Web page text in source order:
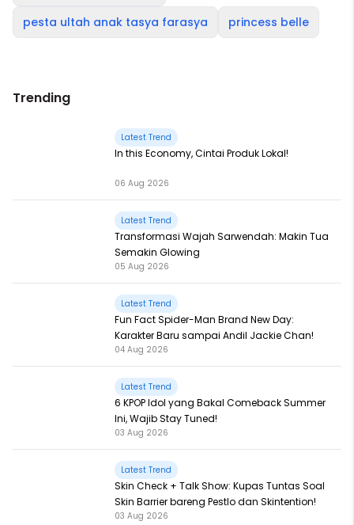
pesta ultah anak tasya farasya
princess belle
Trending
Latest Trend
In this Economy, Cintai Produk Lokal!
06 Aug 2026
Latest Trend
Transformasi Wajah Sarwendah: Makin Tua
Semakin Glowing
05 Aug 2026
Latest Trend
Fun Fact Spider-Man Brand New Day:
Karakter Baru sampai Andil Jackie Chan!
04 Aug 2026
Latest Trend
6 KPOP Idol yang Bakal Comeback Summer
Ini, Wajib Stay Tuned!
03 Aug 2026
Latest Trend
Skin Check + Talk Show: Kupas Tuntas Soal
Skin Barrier bareng Pestlo dan Skintention!
03 Aug 2026